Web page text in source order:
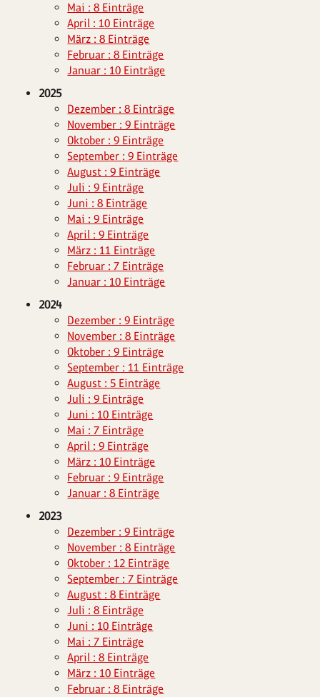
Mai : 8 Einträge
April : 10 Einträge
März : 8 Einträge
Februar : 8 Einträge
Januar : 10 Einträge
2025
Dezember : 8 Einträge
November : 9 Einträge
Oktober : 9 Einträge
September : 9 Einträge
August : 9 Einträge
Juli : 9 Einträge
Juni : 8 Einträge
Mai : 9 Einträge
April : 9 Einträge
März : 11 Einträge
Februar : 7 Einträge
Januar : 10 Einträge
2024
Dezember : 9 Einträge
November : 8 Einträge
Oktober : 9 Einträge
September : 11 Einträge
August : 5 Einträge
Juli : 9 Einträge
Juni : 10 Einträge
Mai : 7 Einträge
April : 9 Einträge
März : 10 Einträge
Februar : 9 Einträge
Januar : 8 Einträge
2023
Dezember : 9 Einträge
November : 8 Einträge
Oktober : 12 Einträge
September : 7 Einträge
August : 8 Einträge
Juli : 8 Einträge
Juni : 10 Einträge
Mai : 7 Einträge
April : 8 Einträge
März : 10 Einträge
Februar : 8 Einträge